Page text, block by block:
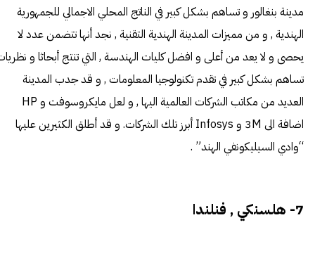
مدينة بنغالور و تساهم بشكل كبير في الناتج المحلي الاجمالي للجمهورية
الهندية , و من مميزات المدينة الهندية التقنية , نجد أنها تتضمن عدد لا
يحصى و لا يعد من أعلى و افضل كليات الهندسة , التي تنتج أبحاثا و
تساهم بشكل كبير في تقدم تكنولوجيا المعلومات , و قد جدب المدينة
العديد من مكاتب الشركات العالمية اليها , و لعل مايكروسوفت و HP
اضافة الى 3M و Infosys أبرز تلك الشركات. و قد أطلق الكثيرين عليها
“وادي السيليكونفي الهند” .
7- هلسنكي , فنلندا